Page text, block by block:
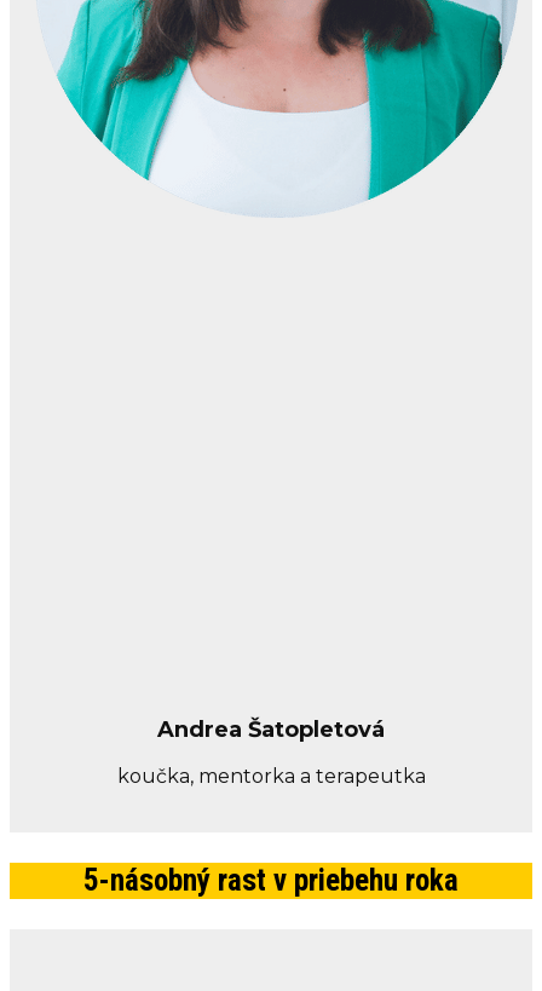
Andrea Šatopletová
koučka, mentorka a terapeutka
5-násobný rast v priebehu roka